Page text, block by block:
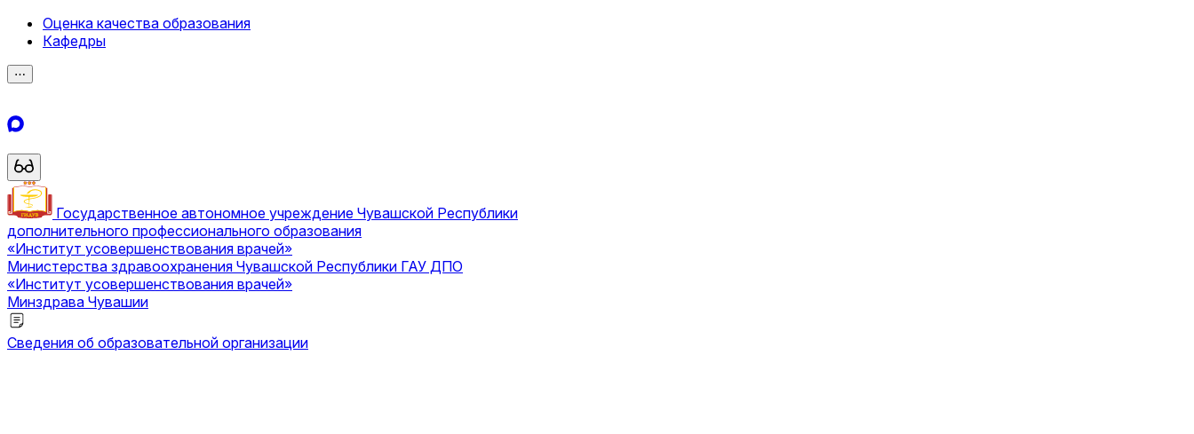
Оценка качества образования
Кафедры
⋯
Государственное автономное учреждение Чувашской Республики
дополнительного профессионального образования
«Институт усовершенствования врачей»
Министерства здравоохранения Чувашской Республики ГАУ ДПО
«Институт усовершенствования врачей»
Минздрава Чувашии
Сведения об образовательной организации